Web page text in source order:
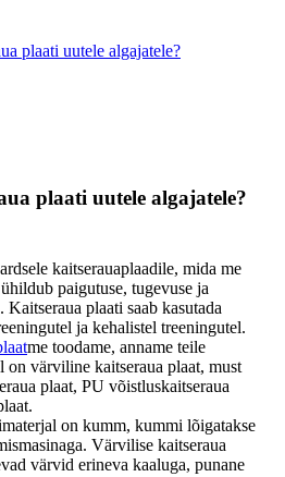
plaati uutele algajatele?
plaati uutele algajatele?
kaitserauaplaadile, mida me
paigutuse, tugevuse ja
plaati saab kasutada
ja kehalistel treeningutel.
me toodame, anname teile
on värviline kaitseraua plaat, must
plaat, PU võistluskaitseraua
on kumm, kummi lõigatakse
Värvilise kaitseraua
värvid erineva kaaluga, punane